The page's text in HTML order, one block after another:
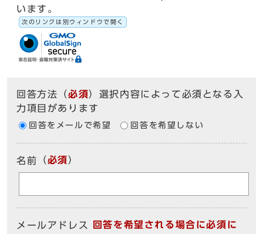
います。
次のリンクは別ウィンドウで開く
回答方法 （必須）選択内容によって必須となる入
力項目があります
回答をメールで希望 回答を希望しない
名前 （必須）
メールアドレス
回答を希望される場合に必須に